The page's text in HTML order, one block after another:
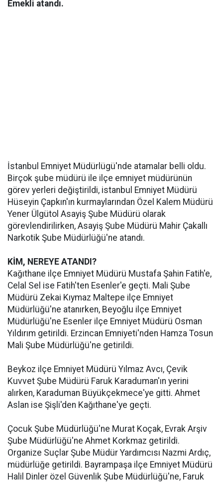
Emekli atandı.
İstanbul Emniyet Müdürlügü'nde atamalar belli oldu.
Birçok şube müdürü ile ilçe emniyet müdürünün
görev yerleri değiştirildi, istanbul Emniyet Müdürü
Hüseyin Çapkın'ın kurmaylarından Özel Kalem Müdürü
Yener Ülgütol Asayiş Şube Müdürü olarak
görevlendirilirken, Asayiş Şube Müdürü Mahir Çakallı
Narkotik Şube Müdürlüğü'ne atandı.
KİM, NEREYE ATANDI?
Kağıthane ilçe Emniyet Müdürü Mustafa Şahin Fatih'e,
Celal Sel ise Fatih'ten Esenler'e geçti. Mali Şube
Müdürü Zekai Kıymaz Maltepe ilçe Emniyet
Müdürlüğü'ne atanırken, Beyoğlu ilçe Emniyet
Müdürlüğü'ne Esenler ilçe Emniyet Müdürü Osman
Yıldırım getirildi. Erzincan Emniyeti'nden Hamza Tosun
Mali Şube Müdürlüğü'ne getirildi.
Beykoz ilçe Emniyet Müdürü Yılmaz Avcı, Çevik
Kuvvet Şube Müdürü Faruk Karaduman'ın yerini
alırken, Karaduman Büyükçekmece'ye gitti. Ahmet
Aslan ise Şişli'den Kağıthane'ye geçti.
Çocuk Şube Müdürlüğü'ne Murat Koçak, Evrak Arşiv
Şube Müdürlüğü'ne Ahmet Korkmaz getirildi.
Organize Suçlar Şube Müdür Yardımcısı Nazmi Ardıç,
müdürlüğe getirildi. Bayrampaşa ilçe Emniyet Müdürü
Halil Dinler özel Güvenlik Şube Müdürlüğü'ne, Faruk